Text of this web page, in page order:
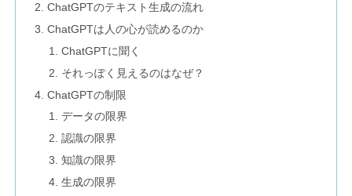
ChatGPTのテキスト生成の流れ
ChatGPTは人の心が読めるのか
ChatGPTに聞く
それっぽく見えるのはなぜ？
ChatGPTの制限
データの限界
認識の限界
知識の限界
生成の限界